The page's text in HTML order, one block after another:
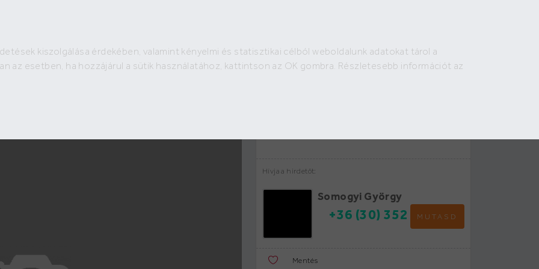
kiszolgálása érdekében, valamint kényelmi és statisztikai célból weboldalunk adatokat tárol a
az esetben, ha hozzájárul a sütik használatához, kattintson az OK gombra. Részletesebb információt az
9.5 M Ft Hirdető:
Hívja a hirdetőt:
Somogyi György
MUTASD
+36 (30) 352
Mentés